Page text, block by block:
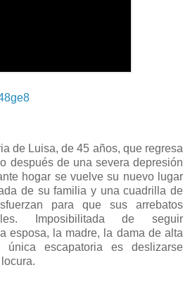
de Luisa, de 45 años, que regresa
después de una severa depresión
hogar se vuelve su nuevo lugar
de su familia y una cuadrilla de
para que sus arrebatos
Imposibilitada de seguir
esposa, la madre, la dama de alta
única escapatoria es deslizarse